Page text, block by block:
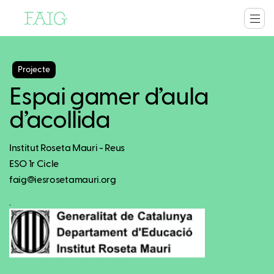
Projecte
Espai gamer d’aula
d’acollida
Institut Roseta Mauri - Reus
ESO 1r Cicle
faig@iesrosetamauri.org
.